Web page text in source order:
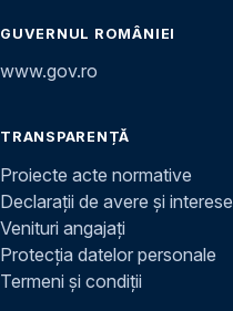
GUVERNUL ROMÂNIEI
www.gov.ro
TRANSPARENȚĂ
Proiecte acte normative
Declarații de avere și interese
Venituri angajați
Protecția datelor personale
Termeni și condiții